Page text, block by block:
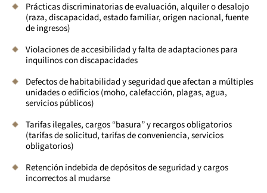
Prácticas discriminatorias de evaluación, alquiler o desalojo
(raza, discapacidad, estado familiar, origen nacional, fuente
de ingresos)
Violaciones de accesibilidad y falta de adaptaciones para
inquilinos con discapacidades
Defectos de habitabilidad y seguridad que afectan a múltiples
unidades o edificios (moho, calefacción, plagas, agua,
servicios públicos)
Tarifas ilegales, cargos “basura” y recargos obligatorios
(tarifas de solicitud, tarifas de conveniencia, servicios
obligatorios)
Retención indebida de depósitos de seguridad y cargos
incorrectos al mudarse